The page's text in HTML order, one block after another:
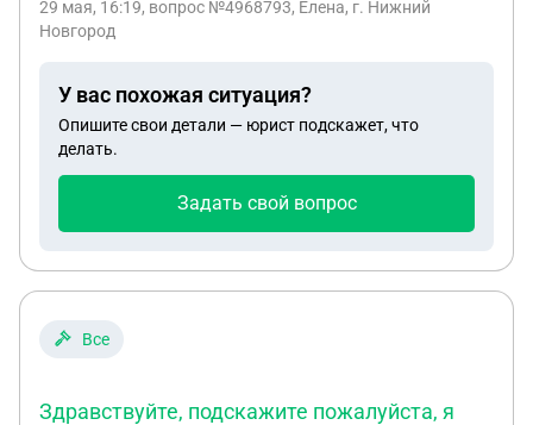
инвалид, являюсь инвалидом детства. В апреле
линии Министерства Обороны по потере
кормильца? Спасибо!
29 мая, 16:19, вопрос №4968793, Елена, г. Нижний
Новгород
У вас похожая ситуация?
Опишите свои детали — юрист подскажет, что
делать.
Задать свой вопрос
Все
Здравствуйте, подскажите пожалуйста, я